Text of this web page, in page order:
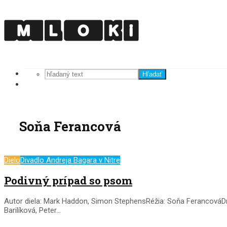
Hľadať
Soňa Ferancová
DieloDivadlo Andreja Bagara v Nitre
Podivný prípad so psom
Autor diela: Mark Haddon, Simon StephensRéžia: Soňa
Barilíková, Peter...